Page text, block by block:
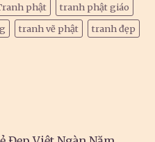
phật
tranh phật giáo
tranh vẽ phật
tranh đẹp